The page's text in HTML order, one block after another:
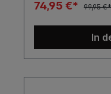
74,95 €* 99,95 €*
In